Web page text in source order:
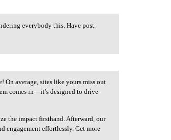
everybody this. Have post.
On average, sites like yours miss out
comes in—it’s designed to drive
the impact firsthand. Afterward, our
engagement effortlessly. Get more